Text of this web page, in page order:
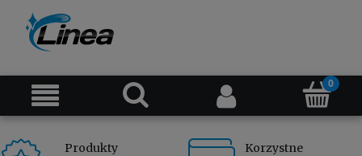
Produkty
Korzystne